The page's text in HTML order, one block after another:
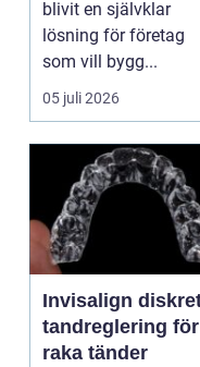
blivit en självklar
lösning för företag
som vill bygg...
05 juli 2026
Invisalign diskret
tandreglering för
raka tänder